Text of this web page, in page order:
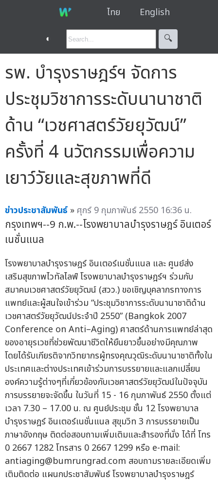
ไทย English
◐ 🔍︎
รพ. บำรุงราษฎร์ฯ จัดการ
ประชุมวิชาการระดับนานาชาติ
ด้าน “เวชศาสตร์วัยยุวัฒน์”
ครั้งที่ 4 นวัตกรรมเพื่อความ
เยาว์วัยและสุขภาพที่ดี
ข่าวประชาสัมพันธ์ » ศุกร์ 9 กุมภาพันธ์ 2550 16:36 น.
กรุงเทพฯ--9 ก.พ.--โรงพยาบาลบำรุงราษฎร์ อินเตอร์
เนชั่นแนล
โรงพยาบาลบำรุงราษฎร์ อินเตอร์เนชั่นแนล และ ศูนย์ส่ง
เสริมสุขภาพไวทัลไลฟ์ โรงพยาบาลบำรุงราษฎร์ฯ ร่วมกับ
สมาคมเวชศาสตร์วัยยุวัฒน์ (สวว.) ขอเชิญบุคลากรทางการ
แพทย์และผู้สนใจเข้าร่วม “ประชุมวิชาการระดับนานาชาติด้าน
เวชศาสตร์วัยยุวัฒน์ประจำปี 2550” (Bangkok 2007
Conference on Anti–Aging) ศาสตร์ด้านการแพทย์ล่าสุด
ของอายุรเวชที่ช่วยพัฒนาชีวิตให้ยืนยาวขึ้นอย่างมีคุณภาพ
โดยได้รับเกียรติจากวิทยากรผู้ทรงคุณวุฒิระดับนานาชาติทั้งใน
ประเทศและต่างประเทศเข้าร่วมการบรรยายและแลกเปลี่ยน
องค์ความรู้ต่างๆที่เกี่ยวข้องกับเวชศาสตร์วัยยุวัฒน์ในปัจจุบัน
การบรรยายจะจัดขึ้น ในวันที่ 15 - 16 กุมภาพันธ์ 2550 ตั้งแต่
เวลา 7.30 – 17.00 น. ณ ศูนย์ประชุม ชั้น 12 โรงพยาบาล
บำรุงราษฎร์ อินเตอร์เนชั่นแนล สุขุมวิท 3 การบรรยายเป็น
ภาษาอังกฤษ ติดต่อสอบถามเพิ่มเติมและสำรองที่นั่ง ได้ที่ โทร
0 2667 1282 โทรสาร 0 2667 1299 หรือ e-mail:
antiaging@bumrungrad.com สอบถามรายละเอียดเพิ่ม
เติมติดต่อ แผนกประชาสัมพันธ์ โรงพยาบาลบำรุงราษฎร์